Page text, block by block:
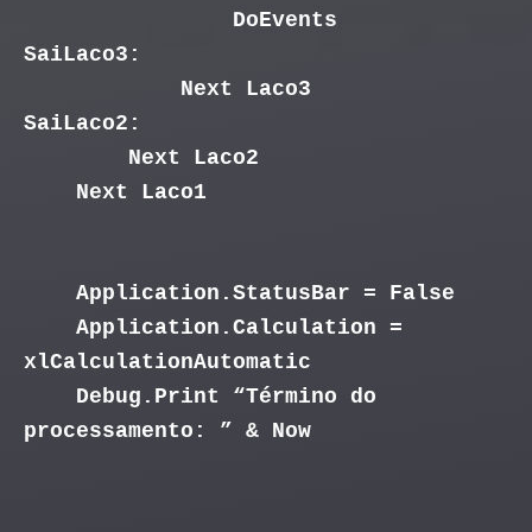
DoEvents
SaiLaco3:
Next Laco3
SaiLaco2:
Next Laco2
Next Laco1
Application.StatusBar = False
Application.Calculation =
xlCalculationAutomatic
Debug.Print “Término do
processamento: ” & Now